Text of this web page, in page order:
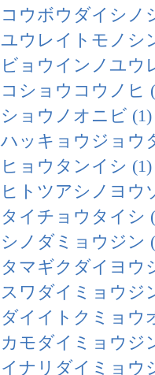
コウボウダイシノ
ユウレイトモノシ
ビョウインノユウ
コショウコウノヒ
ショウノオニビ (1)
ハッキョウジョウ
ヒョウタンイシ (1)
ヒトツアシノヨウ
タイチョウタイシ
シノダミョウジン
タマギクダイヨウ
スワダイミョウジ
ダイイトクミョウ
カモダイミョウジ
イナリダイミョウ